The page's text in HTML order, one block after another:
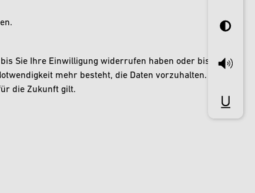
Sie Ihre Einwilligung widerrufen haben oder bis
mehr besteht, die Daten vorzuhalten.
die Zukunft gilt.